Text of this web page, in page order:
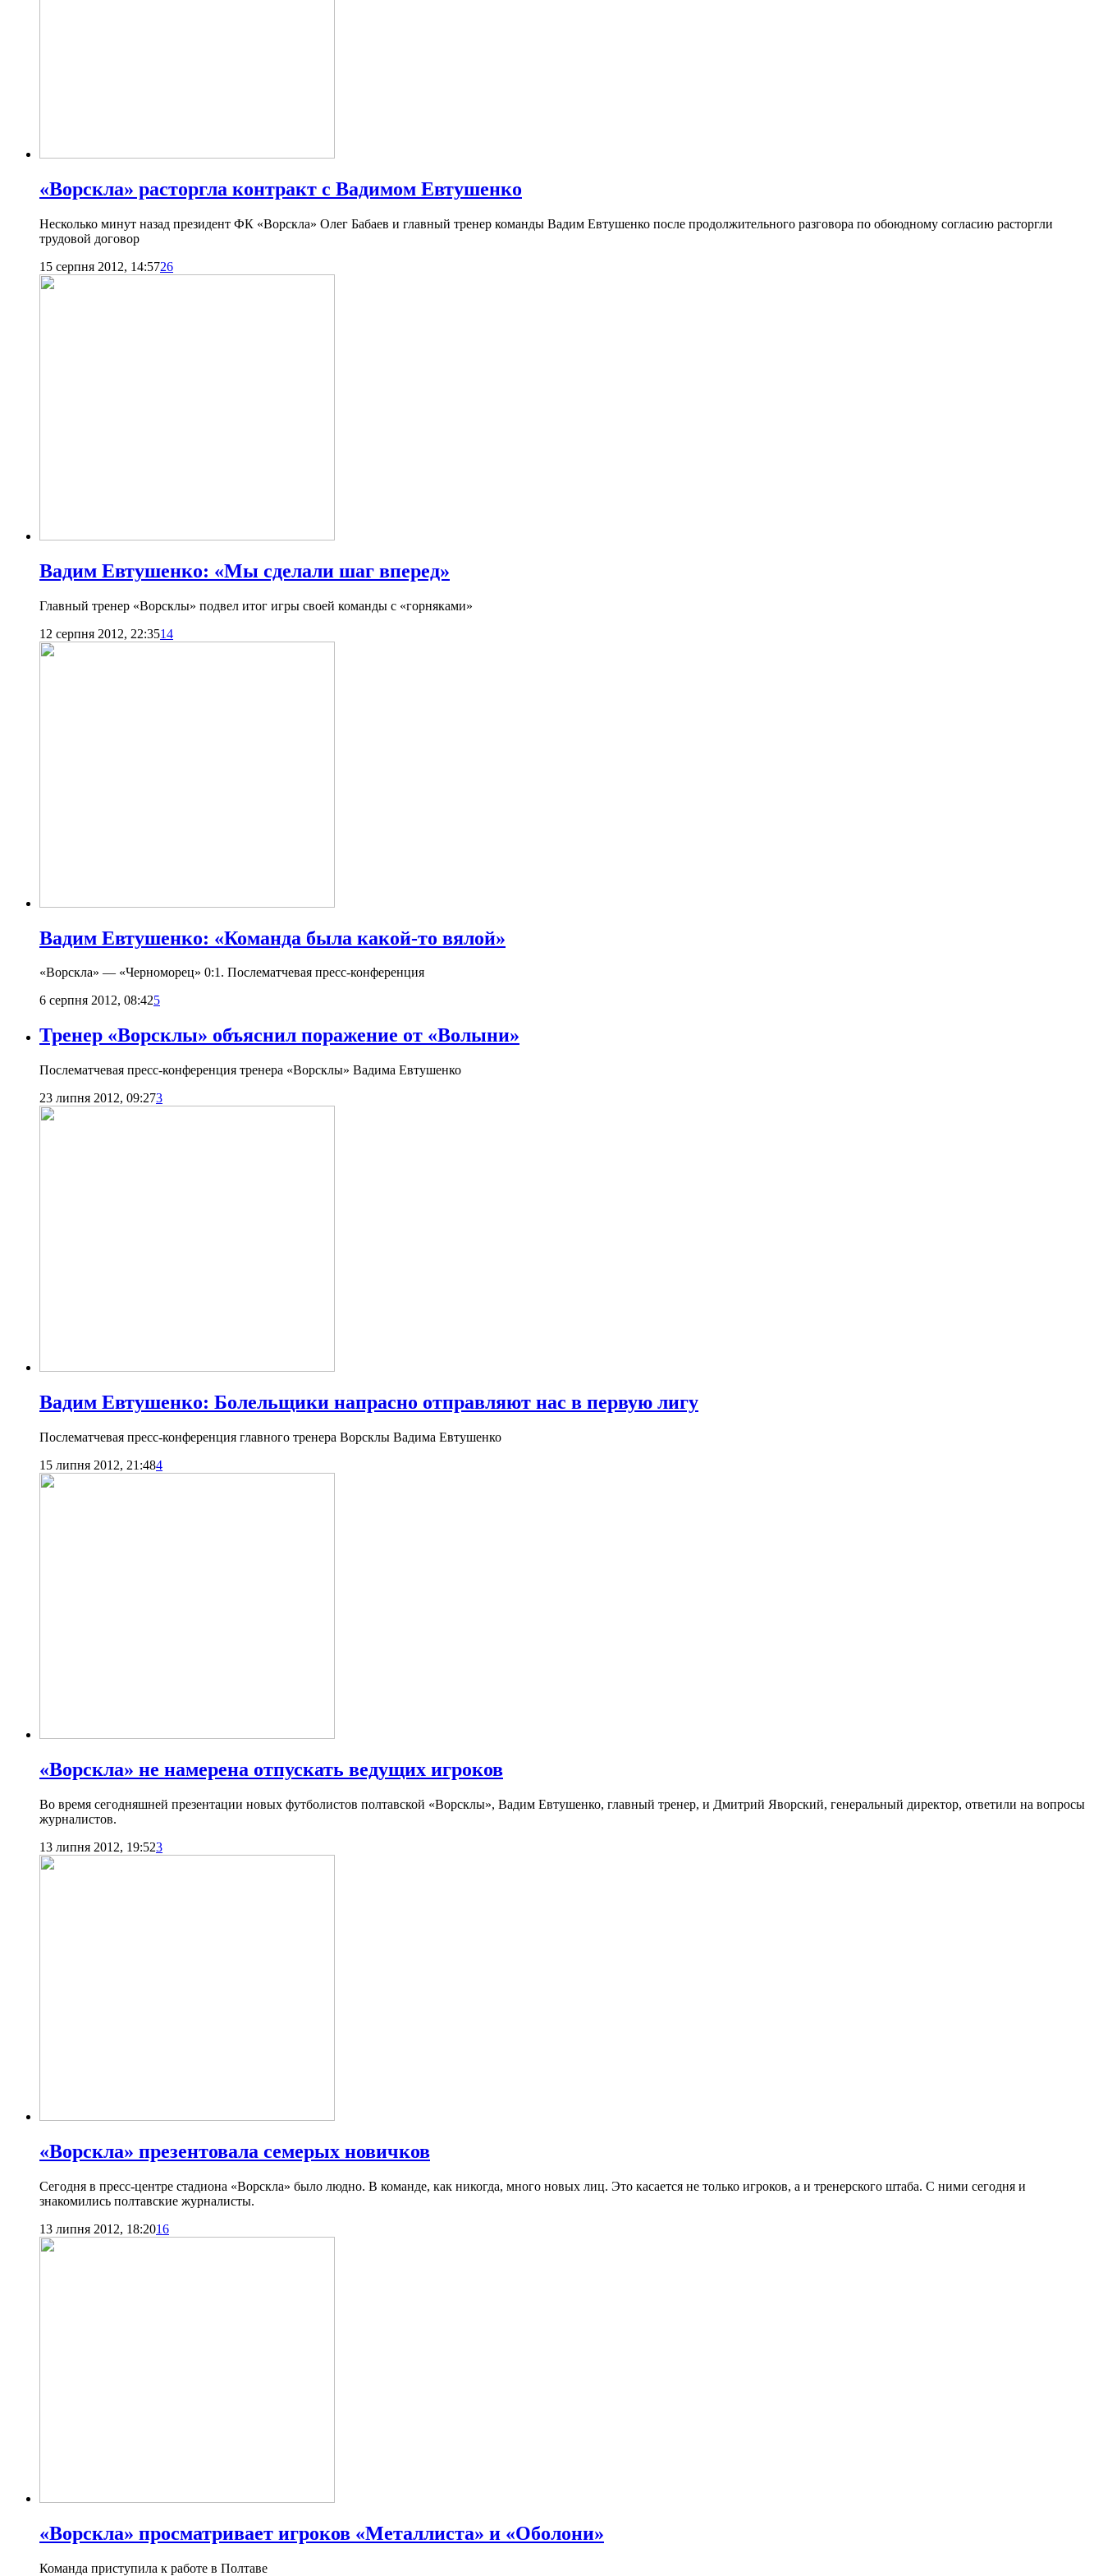
«Ворскла» расторгла контракт с Вадимом Евтушенко
Несколько минут назад президент ФК «Ворскла» Олег Бабаев и главный тренер команды Вадим Евтушенко после продолжительного разговора по обоюдному согласию расторгли
трудовой договор
15 серпня 2012, 14:5726
Вадим Евтушенко: «Мы сделали шаг вперед»
Главный тренер «Ворсклы» подвел итог игры своей команды с «горняками»
12 серпня 2012, 22:3514
Вадим Евтушенко: «Команда была какой-то вялой»
«Ворскла» — «Черноморец» 0:1. Послематчевая пресс-конференция
6 серпня 2012, 08:425
Тренер «Ворсклы» объяснил поражение от «Волыни»
Послематчевая пресс-конференция тренера «Ворсклы» Вадима Евтушенко
23 липня 2012, 09:273
Вадим Евтушенко: Болельщики напрасно отправляют нас в первую лигу
Послематчевая пресс-конференция главного тренера Ворсклы Вадима Евтушенко
15 липня 2012, 21:484
«Ворскла» не намерена отпускать ведущих игроков
Во время сегодняшней презентации новых футболистов полтавской «Ворсклы», Вадим Евтушенко, главный тренер, и Дмитрий Яворский, генеральный директор, ответили на вопросы
журналистов.
13 липня 2012, 19:523
«Ворскла» презентовала семерых новичков
Сегодня в пресс-центре стадиона «Ворскла» было людно. В команде, как никогда, много новых лиц. Это касается не только игроков, а и тренерского штаба. С ними сегодня и
знакомились полтавские журналисты.
13 липня 2012, 18:2016
«Ворскла» просматривает игроков «Металлиста» и «Оболони»
Команда приступила к работе в Полтаве